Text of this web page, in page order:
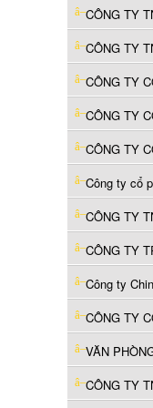
Công ty
CÔNG TY